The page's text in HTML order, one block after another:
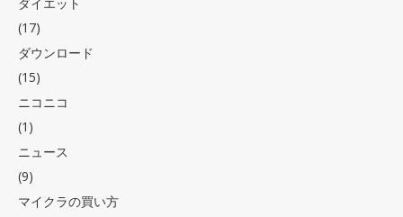
(17)
ダウンロード
(15)
ニコニコ
(1)
ニュース
(9)
マイクラの買い方